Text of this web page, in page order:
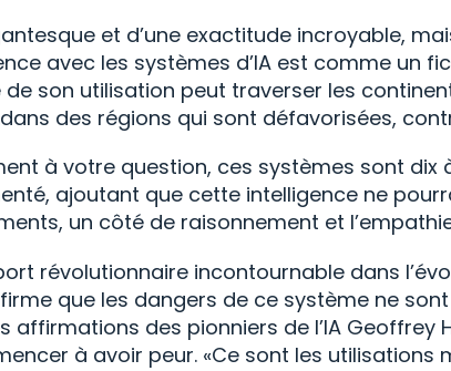
et d’une exactitude incroyable,
avec les systèmes d’IA est comme un
son utilisation peut traverser les
dans des régions qui sont défavorisées,
à votre question, ces systèmes sont
ajoutant que cette intelligence ne
un côté de raisonnement et
révolutionnaire incontournable dans
que les dangers de ce système ne
des pionniers de l’IA Geoffrey
à avoir peur. «Ce sont les utilisations